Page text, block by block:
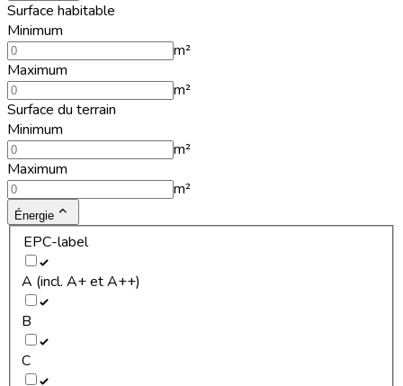
Surface habitable
Minimum
m²
Maximum
m²
Surface du terrain
Minimum
m²
Maximum
m²
Énergie
EPC-label
A (incl. A+ et A++)
B
C